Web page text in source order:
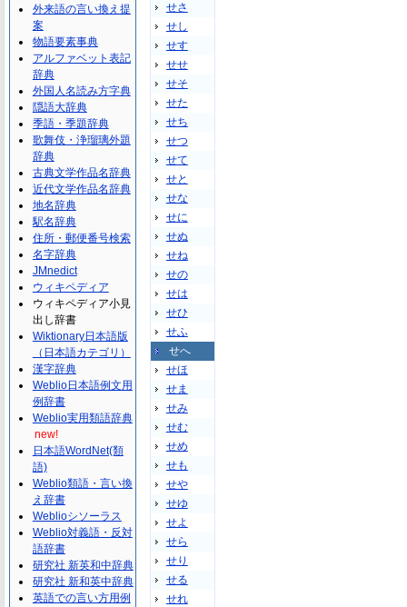
せさ
せし
せす
せせ
せそ
せた
せち
せつ
せて
せと
せな
せに
せぬ
せね
せの
せは
せひ
せふ
せへ
せほ
せま
せみ
せむ
せめ
せも
せや
せゆ
せよ
せら
せり
せる
せれ
外来語の言い換え提
案
物語要素事典
アルファベット表記
辞典
外国人名読み方字典
隠語大辞典
季語・季題辞典
歌舞伎・浄瑠璃外題
辞典
古典文学作品名辞典
近代文学作品名辞典
地名辞典
駅名辞典
住所・郵便番号検索
名字辞典
JMnedict
ウィキペディア
ウィキペディア小見
出し辞書
Wiktionary日本語版
（日本語カテゴリ）
漢字辞典
Weblio日本語例文用
例辞書
Weblio実用類語辞典
new!
日本語WordNet(類
語)
Weblio類語・言い換
え辞書
Weblioシソーラス
Weblio対義語・反対
語辞書
研究社 新英和中辞典
研究社 新和英中辞典
英語での言い方用例